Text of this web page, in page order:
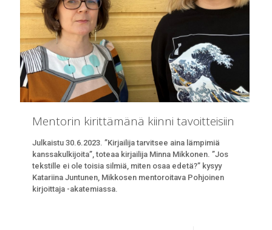
Mentorin kirittämänä kiinni tavoitteisiin
Julkaistu 30.6.2023. ”Kirjailija tarvitsee aina lämpimiä
kanssakulkijoita”, toteaa kirjailija Minna Mikkonen. ”Jos
tekstille ei ole toisia silmiä, miten osaa edetä?” kysyy
Katariina Juntunen, Mikkosen mentoroitava Pohjoinen
kirjoittaja -akatemiassa.